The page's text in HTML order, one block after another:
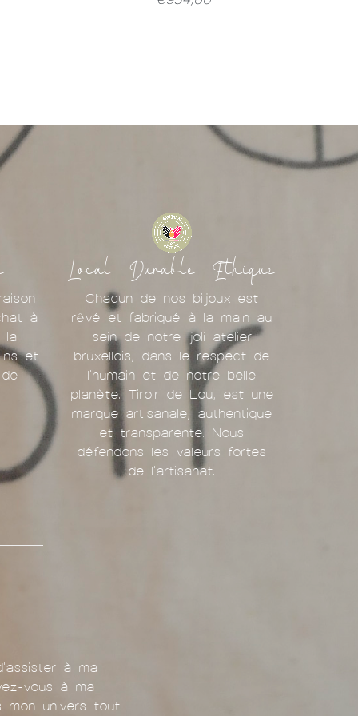
à
la
et
Local - Durable - Ethique
Chacun de nos bijoux est
rêvé et fabriqué à la main au
sein de notre joli atelier
bruxellois, dans le respect de
l'humain et de notre belle
planète. Tiroir de Lou, est une
marque artisanale, authentique
et transparente. Nous
défendons les valeurs fortes
de l'artisanat.
à ma
vous à ma
mon univers tout